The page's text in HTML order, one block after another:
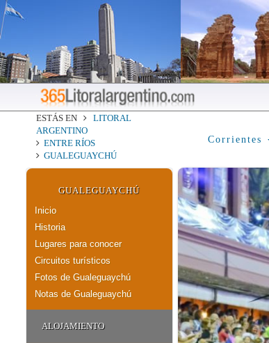
ESTÁS EN
LITORAL
ARGENTINO
ENTRE RÍOS
GUALEGUAYCHÚ
Corrientes
GUALEGUAYCHÚ
Inicio
Historia
Lugares para conocer
Circuitos turísticos
Fotos de Gualeguaychú
Notas de Gualeguaychú
ALOJAMIENTO